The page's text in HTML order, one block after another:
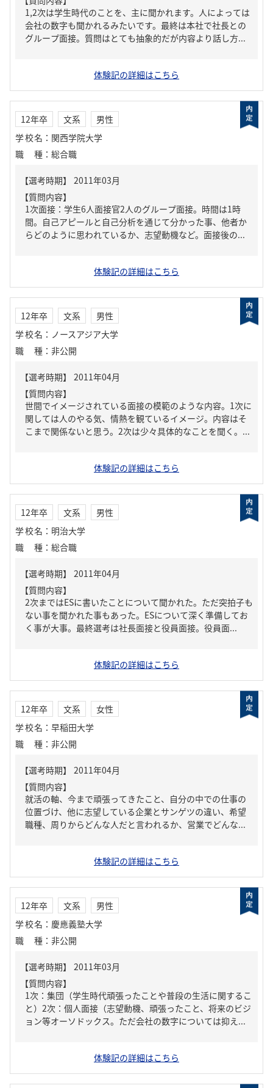
1,2次は学生時代のことを、主に聞かれます。人によっては
会社の数字も聞かれるみたいです。最終は本社で社長との
グループ面接。質問はとても抽象的だが内容より話し方...
体験記の詳細はこちら
12年卒 文系
男性
学校名 ： 関西学院大学
職種 ： 総合職
【質問内容】
1次面接：学生6人面接官2人のグループ面接。時間は1時
間。自己アピールと自己分析を通じて分かった事、他者か
らどのように思われているか、志望動機など。面接後の...
体験記の詳細はこちら
12年卒 文系
男性
学校名 ： ノースアジア大学
職種 ： 非公開
【質問内容】
世間でイメージされている面接の模範のような内容。1次に
関しては人のやる気、情熱を観ているイメージ。内容はそ
こまで関係ないと思う。2次は少々具体的なことを聞く。...
体験記の詳細はこちら
12年卒 文系
男性
学校名 ： 明治大学
職種 ： 総合職
【質問内容】
2次まではESに書いたことについて聞かれた。ただ突拍子も
ない事を聞かれた事もあった。ESについて深く準備してお
く事が大事。最終選考は社長面接と役員面接。役員面...
体験記の詳細はこちら
12年卒 文系
女性
学校名 ： 早稲田大学
職種 ： 非公開
【質問内容】
就活の軸、今まで頑張ってきたこと、自分の中での仕事の
位置づけ、他に志望している企業とサンゲツの違い、希望
職種、周りからどんな人だと言われるか、営業でどんな...
体験記の詳細はこちら
12年卒 文系
男性
学校名 ： 慶應義塾大学
職種 ： 非公開
【質問内容】
1次：集団（学生時代頑張ったことや普段の生活に関するこ
と）2次：個人面接（志望動機、頑張ったこと、将来のビジ
ョン等オーソドックス。ただ会社の数字については抑え...
体験記の詳細はこちら